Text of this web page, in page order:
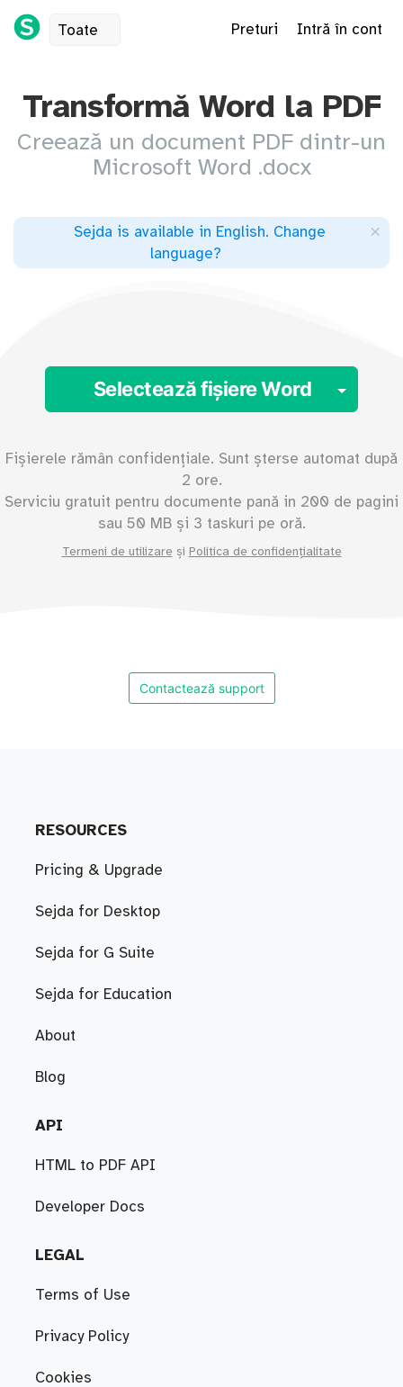
Toate Preturi Intră în cont
Transformă Word la PDF
Creează un document PDF dintr-un
Microsoft Word .docx
Sejda is available in English. Change
language?
×
Selectează fișiere Word
Fișierele rămân confidențiale. Sunt șterse automat după
2 ore.
Serviciu gratuit pentru documente pană in 200 de pagini
sau 50 MB și 3 taskuri pe oră.
Termeni de utilizare și Politica de confidențialitate
Contactează support
RESOURCES
Pricing & Upgrade
Sejda for Desktop
Sejda for G Suite
Sejda for Education
About
Blog
API
HTML to PDF API
Developer Docs
LEGAL
Terms of Use
Privacy Policy
Cookies